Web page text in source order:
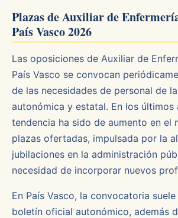
Plazas de Auxiliar de
País Vasco 2026
Las oposiciones de Auxiliar de
País Vasco se convocan
de las necesidades de personal de
autonómica y estatal. En los últimos
tendencia ha sido de aumento en el
plazas ofertadas, impulsada por la
jubilaciones en la administración
necesidad de incorporar nuevos
En País Vasco, la convocatoria
boletín oficial autonómico, además